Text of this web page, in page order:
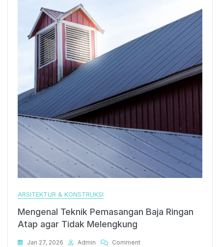
ARSITEKTUR & KONSTRUKSI
Mengenal Teknik Pemasangan Baja Ringan
Atap agar Tidak Melengkung
Jan 27, 2026 Admin CommentOn